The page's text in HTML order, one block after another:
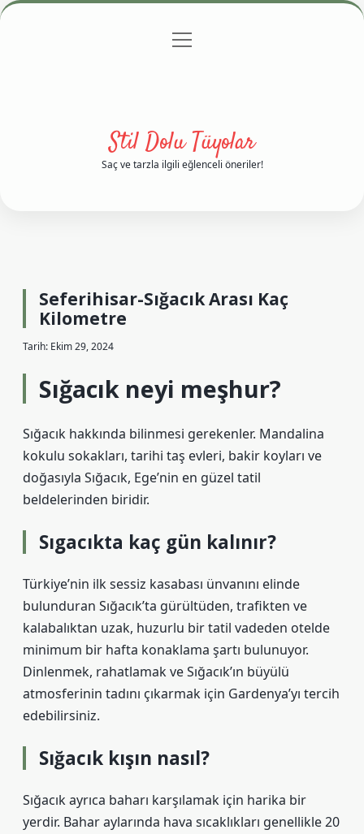
Gizlilik Politikası
menüyü
Stil Dolu Tüyolar
Saç ve tarzla ilgili eğlenceli öneriler!
Seferihisar-Sığacık Arası Kaç
Kilometre
Tarih: Ekim 29, 2024
Sığacık neyi meşhur?
Sığacık hakkında bilinmesi gerekenler. Mandalina
kokulu sokakları, tarihi taş evleri, bakir koyları ve
doğasıyla Sığacık, Ege’nin en güzel tatil
beldelerinden biridir.
Sıgacıkta kaç gün kalınır?
Türkiye’nin ilk sessiz kasabası ünvanını elinde
bulunduran Sığacık’ta gürültüden, trafikten ve
kalabalıktan uzak, huzurlu bir tatil vadeden otelde
minimum bir hafta konaklama şartı bulunuyor.
Dinlenmek, rahatlamak ve Sığacık’ın büyülü
atmosferinin tadını çıkarmak için Gardenya’yı tercih
edebilirsiniz.
Sığacık kışın nasıl?
Sığacık ayrıca baharı karşılamak için harika bir
yerdir. Bahar aylarında hava sıcaklıkları genellikle 20